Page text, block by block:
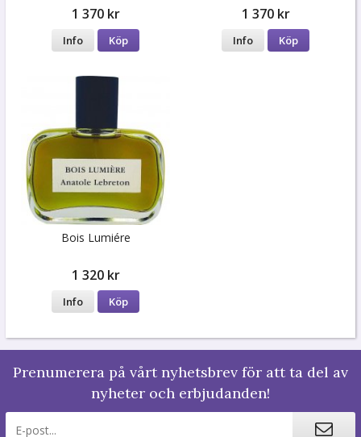
1 370 kr
Info Köp
1 370 kr
Info Köp
Bois Lumiére
1 320 kr
Info Köp
Prenumerera på vårt nyhetsbrev för att ta del av
nyheter och erbjudanden!